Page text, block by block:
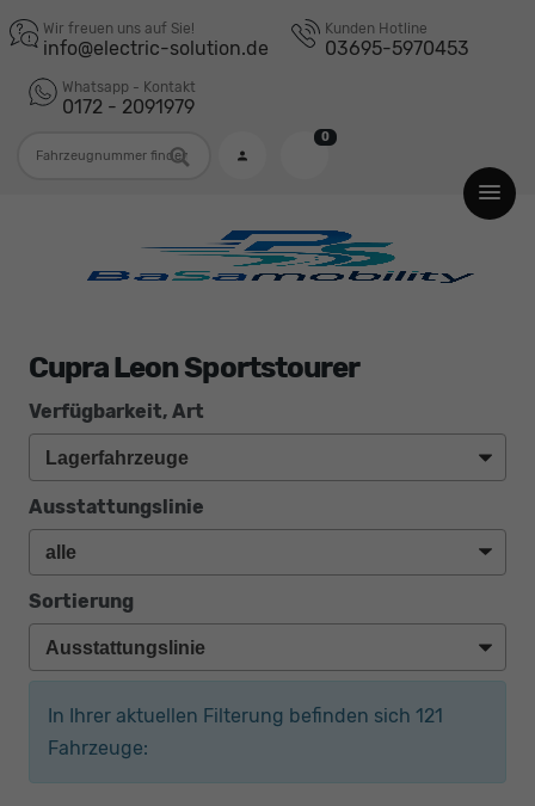
Wir freuen uns auf Sie!
info@electric-solution.de
Kunden Hotline
03695-5970453
Whatsapp - Kontakt
0172 - 2091979
0
Cupra Leon Sportstourer
Verfügbarkeit, Art
Ausstattungslinie
Sortierung
In Ihrer aktuellen Filterung befinden sich 121
Fahrzeuge: